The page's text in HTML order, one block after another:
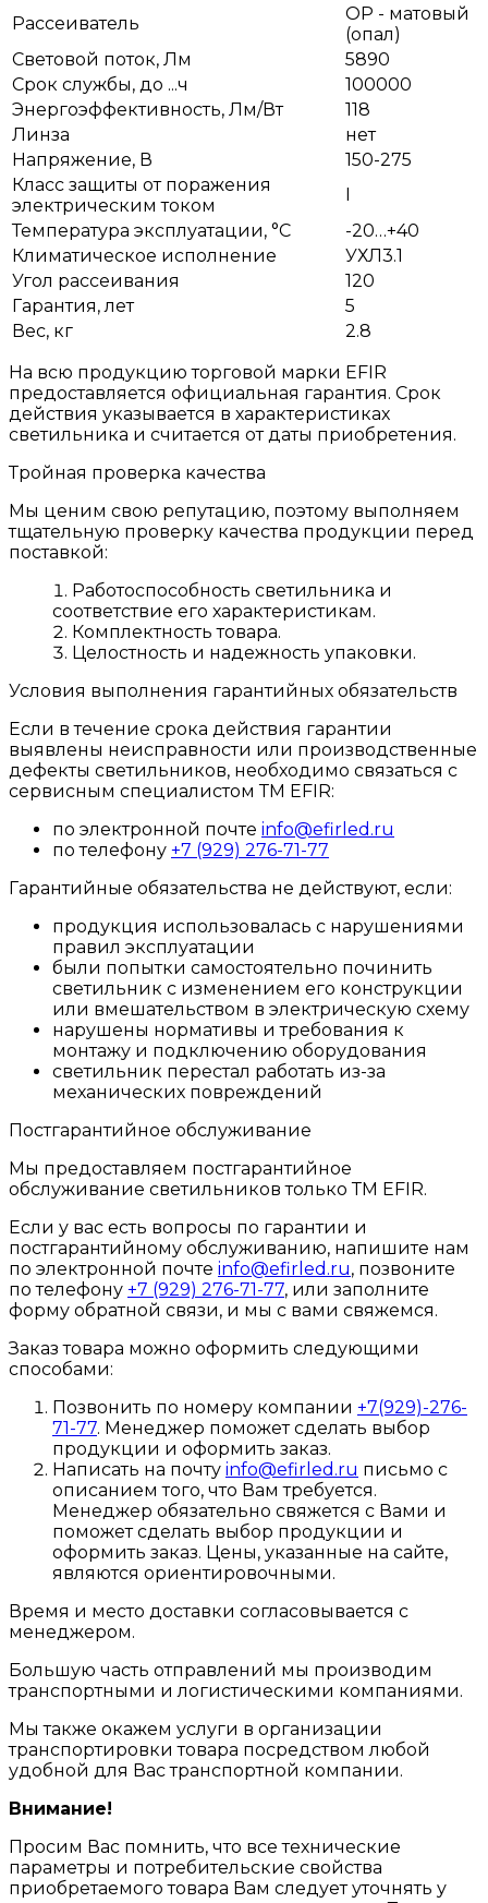
Рассеиватель
OP - матовый
(опал)
Световой поток, Лм
5890
Срок службы, до ...ч
100000
Энергоэффективность, Лм/Вт
118
Линза
нет
Напряжение, В
150-275
Класс защиты от поражения
электрическим током
I
Температура эксплуатации, °С
-20…+40
Климатическое исполнение
УХЛ3.1
Угол рассеивания
120
Гарантия, лет
5
Вес, кг
2.8
На всю продукцию торговой марки EFIR
предоставляется официальная гарантия. Срок
действия указывается в характеристиках
светильника и считается от даты приобретения.
Тройная проверка качества
Мы ценим свою репутацию, поэтому выполняем
тщательную проверку качества продукции перед
поставкой:
Работоспособность светильника и
соответствие его характеристикам.
Комплектность товара.
Целостность и надежность упаковки.
Условия выполнения гарантийных обязательств
Если в течение срока действия гарантии
выявлены неисправности или производственные
дефекты светильников, необходимо связаться с
сервисным специалистом ТМ EFIR:
по электронной почте info@efirled.ru
по телефону +7 (929) 276-71-77
Гарантийные обязательства не действуют, если:
продукция использовалась с нарушениями
правил эксплуатации
были попытки самостоятельно починить
светильник с изменением его конструкции
или вмешательством в электрическую схему
нарушены нормативы и требования к
монтажу и подключению оборудования
светильник перестал работать из-за
механических повреждений
Постгарантийное обслуживание
Мы предоставляем постгарантийное
обслуживание светильников только ТМ EFIR.
Если у вас есть вопросы по гарантии и
постгарантийному обслуживанию, напишите нам
по электронной почте info@efirled.ru, позвоните
по телефону +7 (929) 276-71-77, или заполните
форму обратной связи, и мы с вами свяжемся.
Заказ товара можно оформить следующими
способами:
Позвонить по номеру компании +7(929)-276-
71-77. Менеджер поможет сделать выбор
продукции и оформить заказ.
Написать на почту info@efirled.ru письмо с
описанием того, что Вам требуется.
Менеджер обязательно свяжется с Вами и
поможет сделать выбор продукции и
оформить заказ. Цены, указанные на сайте,
являются ориентировочными.
Время и место доставки согласовывается с
менеджером.
Большую часть отправлений мы производим
транспортными и логистическими компаниями.
Мы также окажем услуги в организации
транспортировки товара посредством любой
удобной для Вас транспортной компании.
Внимание!
Просим Вас помнить, что все технические
параметры и потребительские свойства
приобретаемого товара Вам следует уточнять у